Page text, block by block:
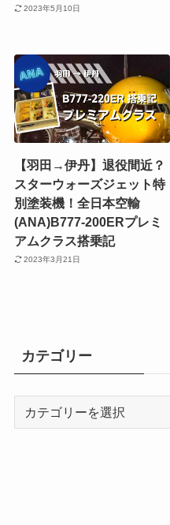
2023年5月10日
【羽田→伊丹】退役間近？
スターウォーズジェット特
別塗装機！全日本空輸
(ANA)B777-200ERプレミ
アムクラス搭乗記
2023年3月21日
カテゴリー